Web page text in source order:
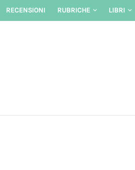
Skip
RECENSIONI RUBRICHE LIBRI